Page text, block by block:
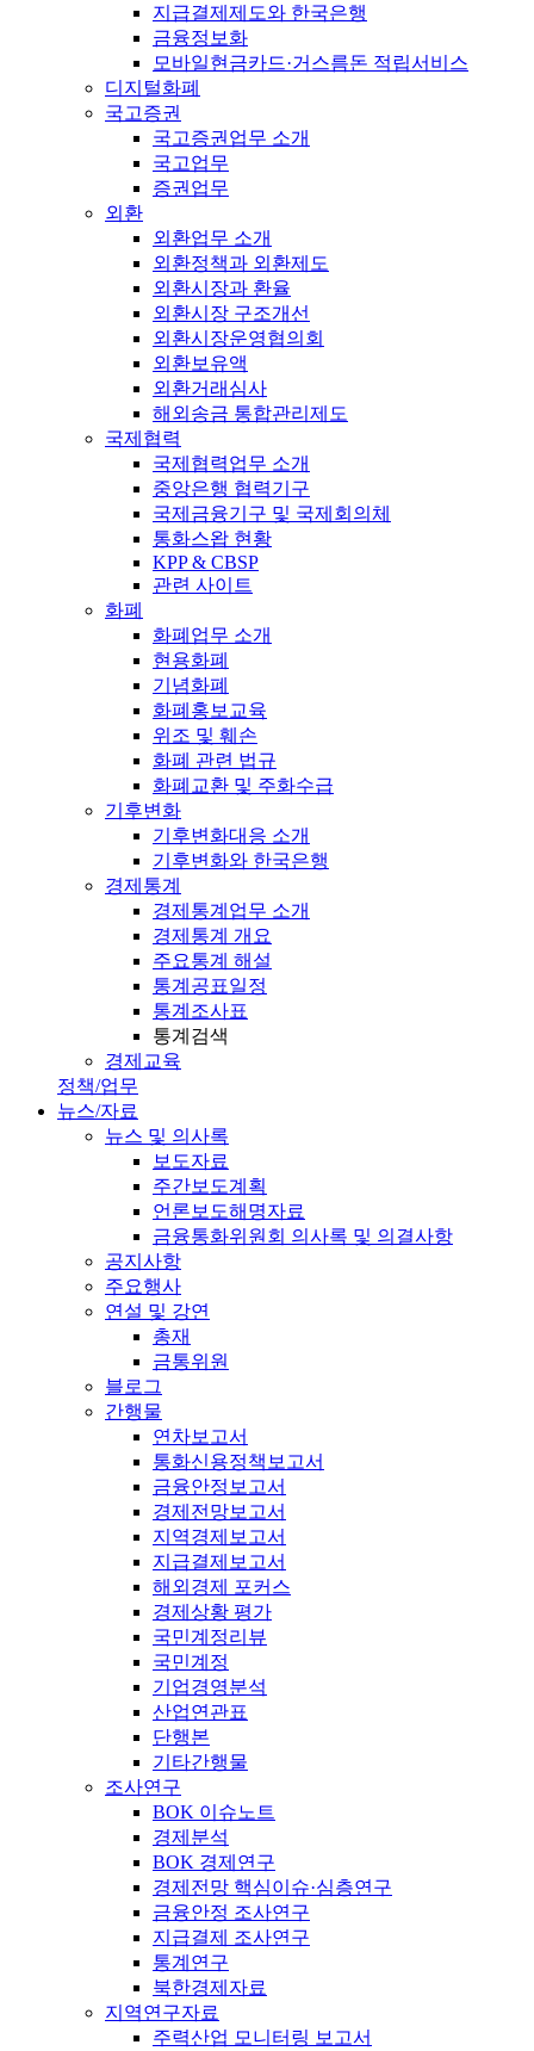
지급결제제도와 한국은행
금융정보화
모바일현금카드·거스름돈 적립서비스
디지털화폐
국고증권
국고증권업무 소개
국고업무
증권업무
외환
외환업무 소개
외환정책과 외환제도
외환시장과 환율
외환시장 구조개선
외환시장운영협의회
외환보유액
외환거래심사
해외송금 통합관리제도
국제협력
국제협력업무 소개
중앙은행 협력기구
국제금융기구 및 국제회의체
통화스왑 현황
KPP & CBSP
관련 사이트
화폐
화폐업무 소개
현용화폐
기념화폐
화폐홍보교육
위조 및 훼손
화폐 관련 법규
화폐교환 및 주화수급
기후변화
기후변화대응 소개
기후변화와 한국은행
경제통계
경제통계업무 소개
경제통계 개요
주요통계 해설
통계공표일정
통계조사표
통계검색
경제교육
정책/업무
뉴스/자료
뉴스 및 의사록
보도자료
주간보도계획
언론보도해명자료
금융통화위원회 의사록 및 의결사항
공지사항
주요행사
연설 및 강연
총재
금통위원
블로그
간행물
연차보고서
통화신용정책보고서
금융안정보고서
경제전망보고서
지역경제보고서
지급결제보고서
해외경제 포커스
경제상황 평가
국민계정리뷰
국민계정
기업경영분석
산업연관표
단행본
기타간행물
조사연구
BOK 이슈노트
경제분석
BOK 경제연구
경제전망 핵심이슈·심층연구
금융안정 조사연구
지급결제 조사연구
통계연구
북한경제자료
지역연구자료
주력산업 모니터링 보고서